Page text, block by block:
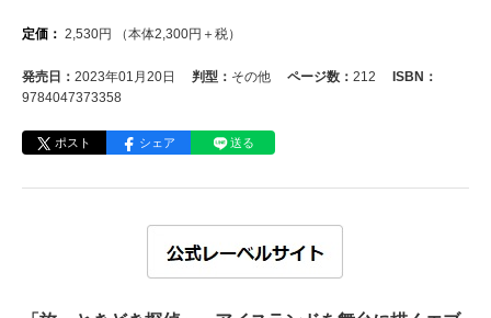
定価： 2,530円 （本体2,300円＋税）
発売日： 2023年01月20日 判型： その他 ページ数： 212
ISBN：
9784047373358
ポスト シェア 送る